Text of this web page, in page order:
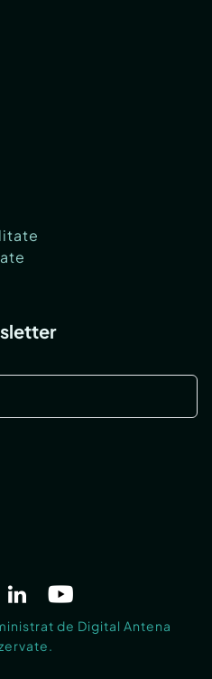
de Digital Antena